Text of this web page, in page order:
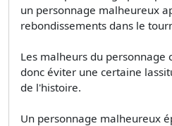
un personnage malheureux
rebondissements dans le
Les malheurs du personnage
donc éviter une certaine
de l'histoire.
Un personnage malheureux